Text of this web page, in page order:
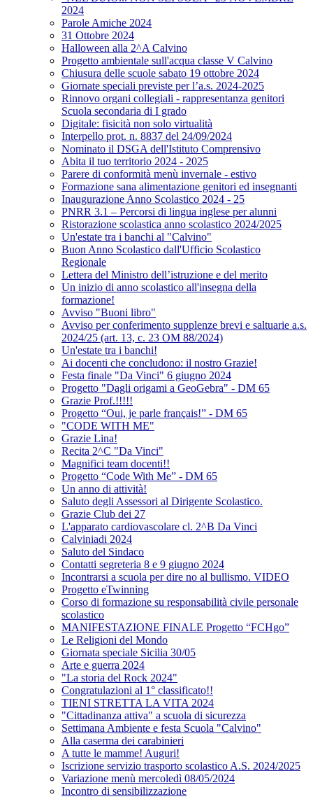
2024
Parole Amiche 2024
31 Ottobre 2024
Halloween alla 2^A Calvino
Progetto ambientale sull'acqua classe V Calvino
Chiusura delle scuole sabato 19 ottobre 2024
Giornate speciali previste per l’a.s. 2024-2025
Rinnovo organi collegiali - rappresentanza genitori
Scuola secondaria di I grado
Digitale: fisicità non solo virtualità
Interpello prot. n. 8837 del 24/09/2024
Nominato il DSGA dell'Istituto Comprensivo
Abita il tuo territorio 2024 - 2025
Parere di conformità menù invernale - estivo
Formazione sana alimentazione genitori ed insegnanti
Inaugurazione Anno Scolastico 2024 - 25
PNRR 3.1 – Percorsi di lingua inglese per alunni
Ristorazione scolastica anno scolastico 2024/2025
Un'estate tra i banchi al "Calvino"
Buon Anno Scolastico dall'Ufficio Scolastico
Regionale
Lettera del Ministro dell’istruzione e del merito
Un inizio di anno scolastico all'insegna della
formazione!
Avviso "Buoni libro"
Avviso per conferimento supplenze brevi e saltuarie a.s.
2024/25 (art. 13, c. 23 OM 88/2024)
Un'estate tra i banchi!
Ai docenti che concludono: il nostro Grazie!
Festa finale "Da Vinci" 6 giugno 2024
Progetto "Dagli origami a GeoGebra" - DM 65
Grazie Prof.!!!!!
Progetto “Oui, je parle français!” - DM 65
"CODE WITH ME"
Grazie Lina!
Recita 2^C "Da Vinci"
Magnifici team docenti!!
Progetto “Code With Me” - DM 65
Un anno di attività!
Saluto degli Assessori al Dirigente Scolastico.
Grazie Club dei 27
L'apparato cardiovascolare cl. 2^B Da Vinci
Calviniadi 2024
Saluto del Sindaco
Contatti segreteria 8 e 9 giugno 2024
Incontrarsi a scuola per dire no al bullismo. VIDEO
Progetto eTwinning
Corso di formazione su responsabilità civile personale
scolastico
MANIFESTAZIONE FINALE Progetto “FCHgo”
Le Religioni del Mondo
Giornata speciale Sicilia 30/05
Arte e guerra 2024
"La storia del Rock 2024"
Congratulazioni al 1° classificato!!
TIENI STRETTA LA VITA 2024
"Cittadinanza attiva" a scuola di sicurezza
Settimana Ambiente e festa Scuola "Calvino"
Alla caserma dei carabinieri
A tutte le mamme! Auguri!
Iscrizione servizio trasporto scolastico A.S. 2024/2025
Variazione menù mercoledì 08/05/2024
Incontro di sensibilizzazione